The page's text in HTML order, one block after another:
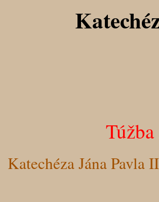
Katechéza Jána Pavla